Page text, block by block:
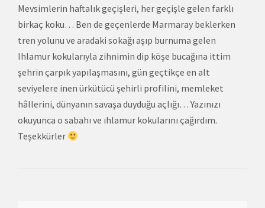
Mevsimlerin haftalık geçişleri, her geçişle gelen farklı
birkaç koku… Ben de geçenlerde Marmaray beklerken
tren yolunu ve aradaki sokağı aşıp burnuma gelen
Ihlamur kokularıyla zihnimin dip köşe bucağına ittim
şehrin çarpık yapılaşmasını, gün geçtikçe en alt
seviyelere inen ürkütücü şehirli profilini, memleket
hâllerini, dünyanın savaşa duyduğu açlığı… Yazınızı
okuyunca o sabahı ve ıhlamur kokularını çağırdım.
Teşekkürler